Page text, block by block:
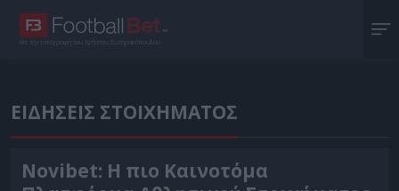
Με την υπογραφή του Χρήστου Σωτηρακόπουλου
ΕΙΔΗΣΕΙΣ ΣΤΟΙΧΗΜΑΤΟΣ
Novibet: Η πιο Καινοτόμα